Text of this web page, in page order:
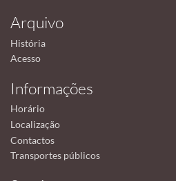
Arquivo
História
Acesso
Informações
Horário
Localização
Contactos
Transportes públicos